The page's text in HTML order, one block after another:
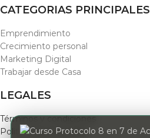
CATEGORIAS PRINCIPALES
Emprendimiento
Crecimiento personal
Marketing Digital
Trabajar desde Casa
LEGALES
Términos y condiciones
Politica de privacidad